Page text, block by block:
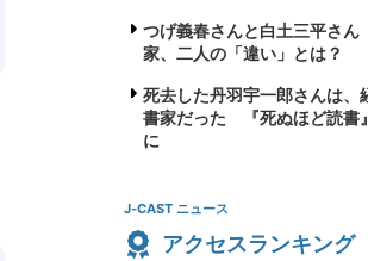
つげ義春さんと白土三平さ
家、二人の「違い」とは？
死去した丹羽宇一郎さんは、
書家だった 『死ぬほど読書
に
J-CAST ニュース
アクセスランキング